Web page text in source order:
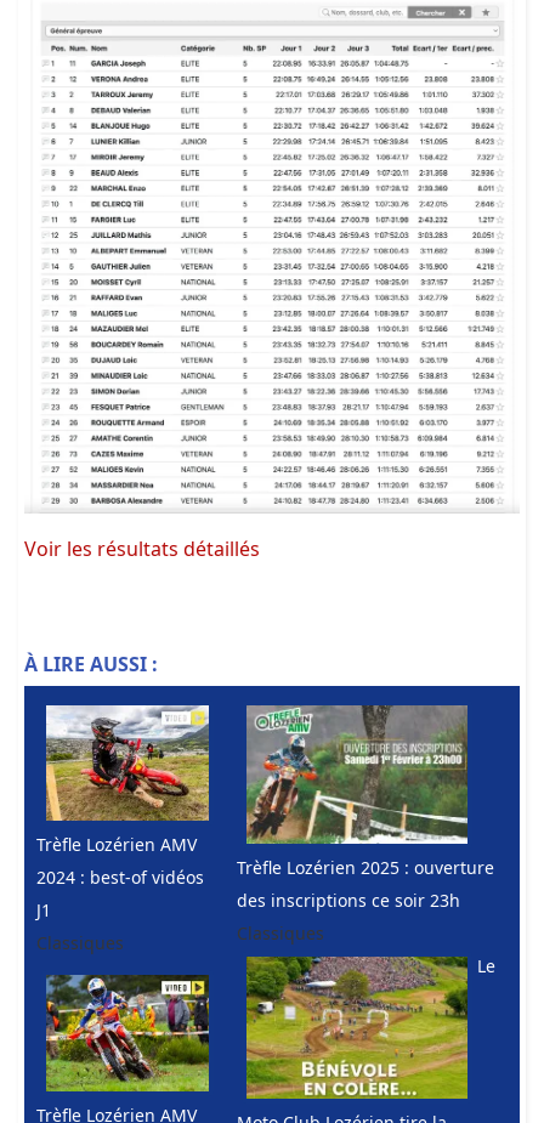
Voir les résultats détaillés
À LIRE AUSSI :
Trèfle Lozérien AMV
2024 : best-of vidéos
J1
Classiques
Trèfle Lozérien AMV
Trèfle Lozérien 2025 : ouverture
des inscriptions ce soir 23h
Classiques
Le